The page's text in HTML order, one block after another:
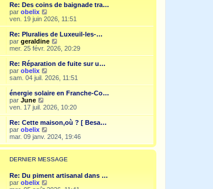
e
r
n
i
e
r
m
e
s
s
a
g
e
Re: Des coins de baignade tra…
par obelix
o
i
r
l
e
r
n
i
r
e
s
s
g
e
ven. 19 juin 2026, 11:51
Re: Pluralies de Luxeuil-les-…
par geraldine
o
i
r
e
d
r
n
i
r
e
s
a
e
mer. 25 févr. 2026, 20:29
Re: Réparation de fuite sur u…
par obelix
o
i
r
e
e
r
n
i
e
m
s
sam. 04 juil. 2026, 11:51
énergie solaire en Franche-Co…
par June
o
i
r
l
e
e
r
n
e
r
ven. 17 juil. 2026, 10:20
Re: Cette maison,où ? [ Besa…
par obelix
o
i
r
l
e
mar. 09 janv. 2024, 19:46
DERNIER MESSAGE
Re: Du piment artisanal dans …
par obelix